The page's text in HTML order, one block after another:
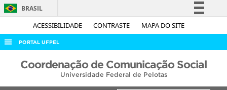
ACESSIBILIDADE CONTRASTE MAPA DO SITE
BRASIL
Simplifique!
Acesso à informação
Legislação
PORTAL UFPEL
ACESSO À INFORMAÇÃO
Coordenação de Comunicação Social
Universidade Federal de Pelotas